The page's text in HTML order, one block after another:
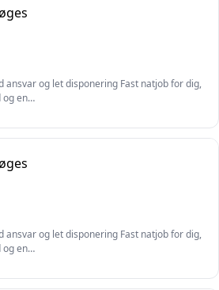
og let disponering Fast natjob for dig,
og en…
og let disponering Fast natjob for dig,
og en…